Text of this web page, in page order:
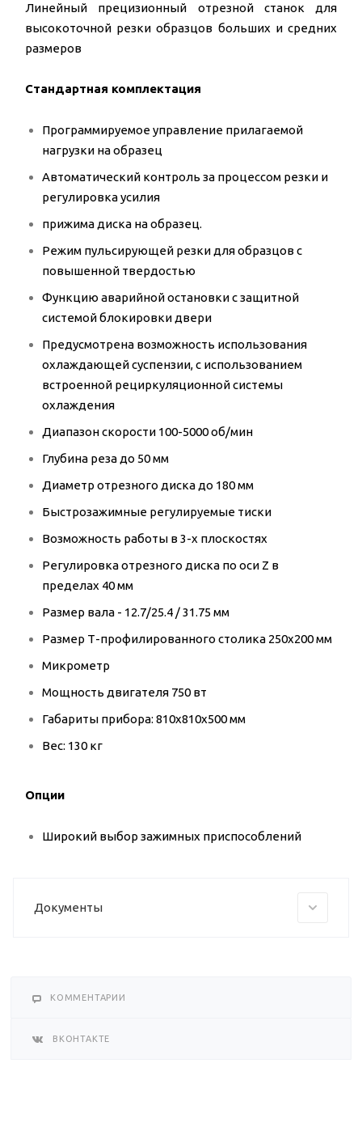
Линейный прецизионный отрезной станок для
высокоточной резки образцов больших и средних
размеров
Стандартная комплектация
Программируемое управление прилагаемой
нагрузки на образец
Автоматический контроль за процессом резки и
регулировка усилия
прижима диска на образец.
Режим пульсирующей резки для образцов с
повышенной твердостью
Функцию аварийной остановки с защитной
системой блокировки двери
Предусмотрена возможность использования
охлаждающей суспензии, с использованием
встроенной рециркуляционной системы
охлаждения
Диапазон скорости 100-5000 об/мин
Глубина реза до 50 мм
Диаметр отрезного диска до 180 мм
Быстрозажимные регулируемые тиски
Возможность работы в 3-х плоскостях
Регулировка отрезного диска по оси Z в
пределах 40 мм
Размер вала - 12.7/25.4 / 31.75 мм
Размер Т-профилированного столика 250x200 мм
Микрометр
Мощность двигателя 750 вт
Габариты прибора: 810x810x500 мм
Вес: 130 кг
Опции
Широкий выбор зажимных приспособлений
Документы
КОММЕНТАРИИ
ВКОНТАКТЕ